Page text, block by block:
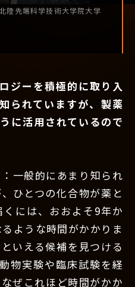
北陸先端科学技術大学院大学
ジーを積極的に取り入
られていますが、製薬
に活用されているので
：一般的にあまり知られ
ひとつの化合物が薬と
には、おおよそ9年か
ような時間がかかりま
いえる候補を見つける
物実験や臨床試験を経
ぜこれほど時間がかか